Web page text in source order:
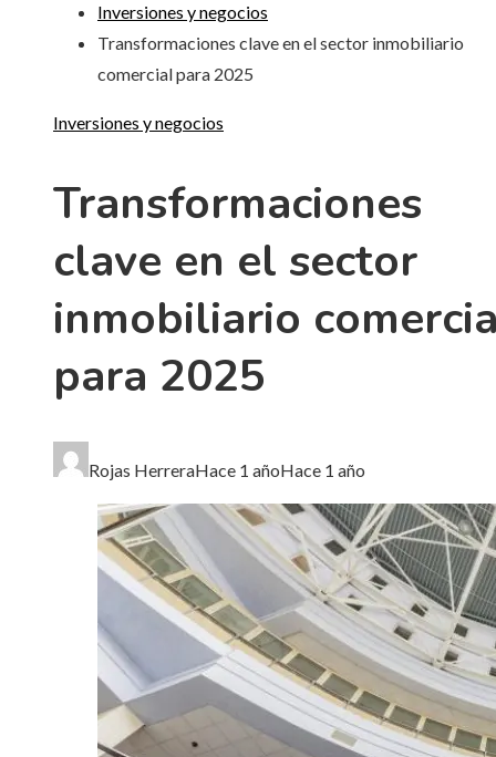
Inversiones y negocios
Transformaciones clave en el sector inmobiliario
comercial para 2025
Inversiones y negocios
Transformaciones
clave en el sector
inmobiliario
para 2025
Rojas HerreraHace 1 añoHace 1 año